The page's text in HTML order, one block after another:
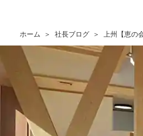
ホーム 社長ブログ 上州【恵